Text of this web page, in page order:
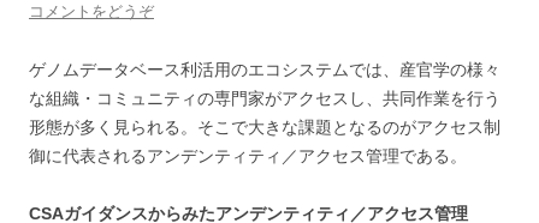
コメントをどうぞ
ゲノムデータベース利活用のエコシステムでは、産官学の様々
な組織・コミュニティの専門家がアクセスし、共同作業を行う
形態が多く見られる。そこで大きな課題となるのがアクセス制
御に代表されるアンデンティティ／アクセス管理である。
CSAガイダンスからみたアンデンティティ／アクセス管理